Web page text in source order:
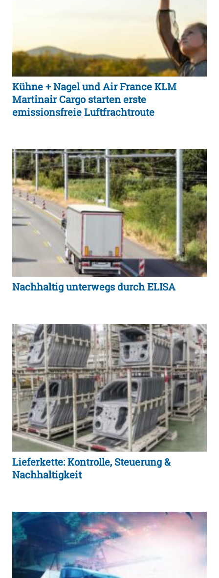
Kühne + Nagel und Air France KLM
Martinair Cargo starten erste
emissionsfreie Luftfrachtroute
Nachhaltig unterwegs durch ELISA
Lieferkette: Kontrolle, Steuerung &
Nachhaltigkeit